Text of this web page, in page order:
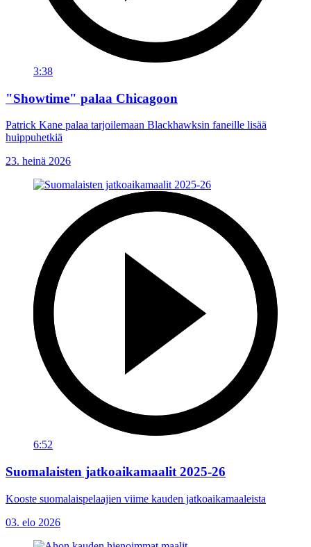
3:38
"Showtime" palaa Chicagoon
Patrick Kane palaa tarjoilemaan Blackhawksin faneille lisää
huippuhetkiä
23. heinä 2026
6:52
Suomalaisten jatkoaikamaalit 2025-26
Kooste suomalaispelaajien viime kauden jatkoaikamaaleista
03. elo 2026